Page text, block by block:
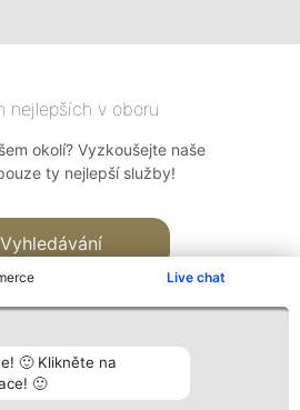
Live chat
🙂 Klikněte na
🙂
nejlepších v oboru
okolí? Vyzkoušejte naše
ty nejlepší služby!
Vyhledávání